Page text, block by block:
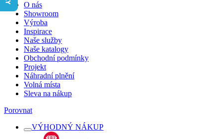
O nás
Showroom
Výroba
Inspirace
Naše služby
Naše katalogy
Obchodní podmínky
Projekt
Náhradní plnění
Volná místa
Sleva na nákup
Porovnat
VÝHODNÝ NÁKUP